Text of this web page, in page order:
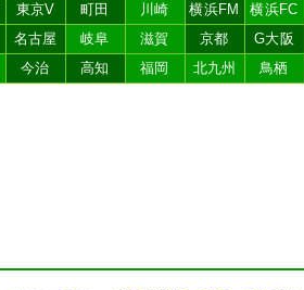
東京V 町田 川崎 横浜FM 横浜FC
名古屋 岐阜 滋賀 京都 G大阪
今治 高知 福岡 北九州 鳥栖